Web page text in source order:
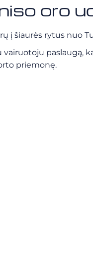
oro
į šiaurės rytus nuo
priemonę.